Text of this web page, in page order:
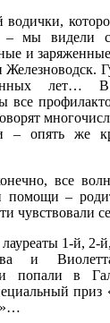
– мы видели
и
лет…
все
– опять же
все
помощи –
чувствовали
лауреаты 1-й, 2-
и
попали в